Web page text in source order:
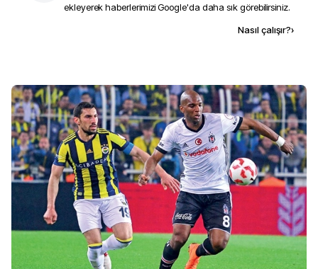
ekleyerek haberlerimizi Google'da daha sık görebilirsiniz.
Nasıl çalışır?›